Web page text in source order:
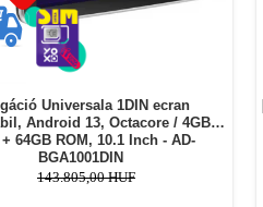
Universala 1DIN ecran
Android 13, Octacore / 4GB
64GB ROM, 10.1 Inch - AD-
BGA1001DIN
143.805,00 HUF